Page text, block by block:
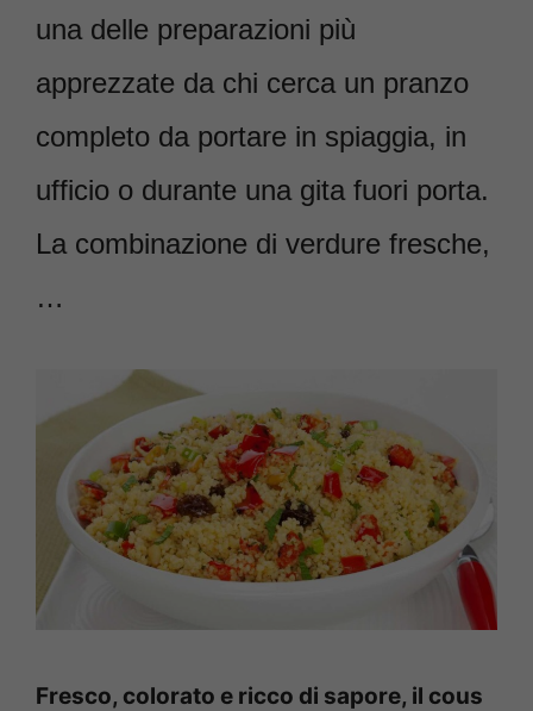
una delle preparazioni più
apprezzate da chi cerca un pranzo
completo da portare in spiaggia, in
ufficio o durante una gita fuori porta.
La combinazione di verdure fresche,
…
Fresco, colorato e ricco di sapore, il cous